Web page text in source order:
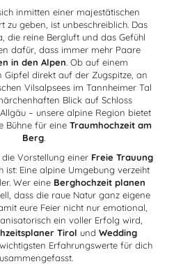
inmitten einer majestätischen
zu geben, ist unbeschreiblich. Das
die reine Bergluft und das Gefühl
dafür, dass immer mehr Paare
in den Alpen. Ob auf einem
Gipfel direkt auf der Zugspitze, an
Vilsalpsees im Tannheimer Tal
Blick auf Schloss
– unsere alpine Region bietet
Bühne für eine Traumhochzeit am
Berg.
Vorstellung einer Freie Trauung
ist: Eine alpine Umgebung verzeiht
Wer eine Berghochzeit planen
dass die raue Natur ganz eigene
eure Feier nicht nur emotional,
ein voller Erfolg wird,
Tirol undWedding
Erfahrungswerte für dich